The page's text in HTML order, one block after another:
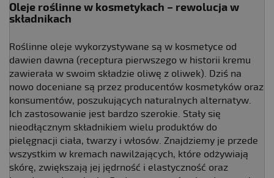
Oleje roślinne w kosmetykach – rewolucja w
składnikach
Roślinne oleje wykorzystywane są w kosmetyce od
dawien dawna (receptura pierwszego w historii kremu
zawierała w swoim składzie oliwę z oliwek). Dziś na
nowo doceniane są przez producentów kosmetyków oraz
konsumentów, poszukujących naturalnych alternatyw.
Ich zastosowanie jest bardzo szerokie. Stały się
nieodłącznym składnikiem wielu produktów do
pielęgnacji ciała, twarzy i włosów. Znajdziemy je przede
wszystkim w kremach nawilżających, które odżywiają
skórę, zwiększają jej jędrność i elastyczność oraz